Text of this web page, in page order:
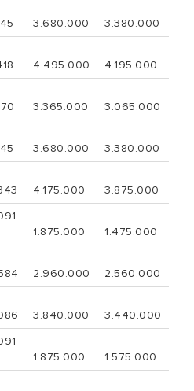
3.680.000
3.380.000
4.495.000
4.195.000
3.365.000
3.065.000
3.680.000
3.380.000
4.175.000
3.875.000
1.875.000
1.475.000
2.960.000
2.560.000
3.840.000
3.440.000
1.875.000
1.575.000